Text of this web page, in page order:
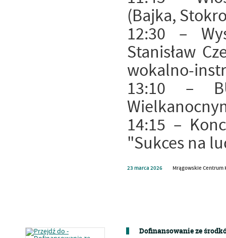
(Bajka,
12:30 –
Stanisław
wokalno-
13:10 –
14:15 –
"Sukces na
23 marca 2026 Mrągowskie Centrum
Dofinansowanie ze